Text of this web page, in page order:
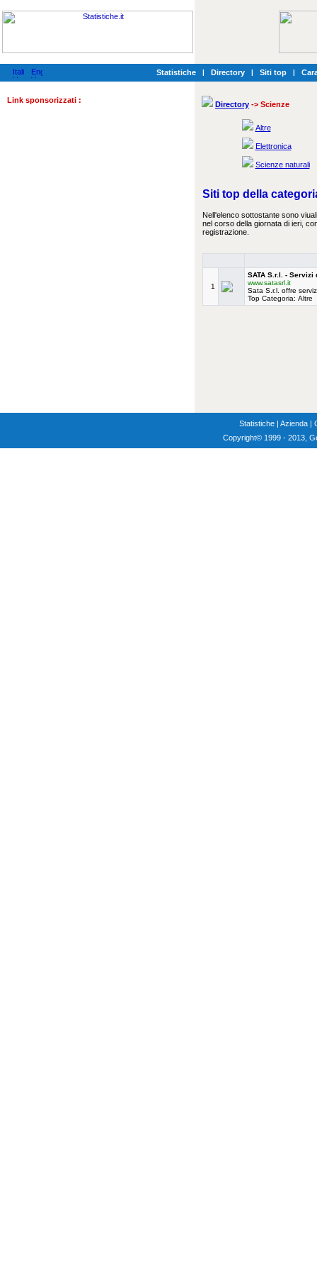
Statistiche | Directory | Siti top |
Link sponsorizzati : Directory -> Scienze
Altre
Elettronica
Scienze naturali
Siti top della
Nell'elenco sottostante sono
nel corso della giornata di ieri,
registrazione.
1
SATA S.r.l. -
www.satasrl.it
Sata S.r.l. offre
Top Categoria: Altre
Statistiche | Azienda |
Copyright© 1999 - 2013,